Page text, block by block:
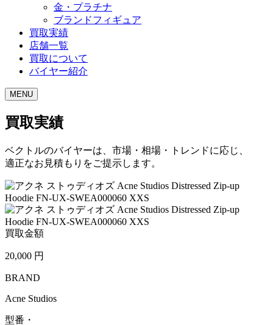
金・プラチナ
ブランドフィギュア
買取実績
店舗一覧
買取について
バイヤー紹介
MENU
買取実績
ベクトルのバイヤーは、市場・相場・トレンドに応じ、
適正なお見積もりをご提示します。
買取金額
20,000 円
BRAND
Acne Studios
型番・